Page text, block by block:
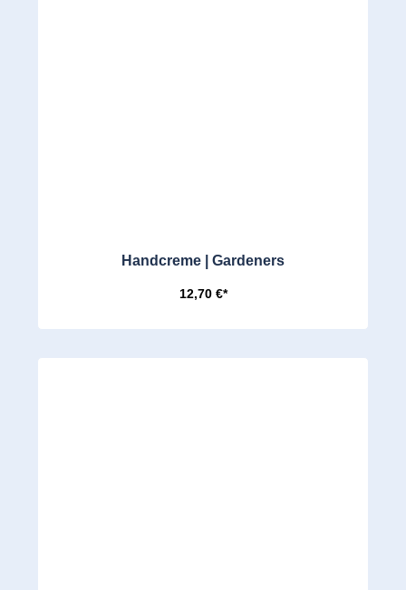
Handcreme | Gardeners
12,70 €*